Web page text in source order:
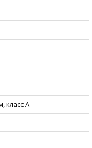
класс А